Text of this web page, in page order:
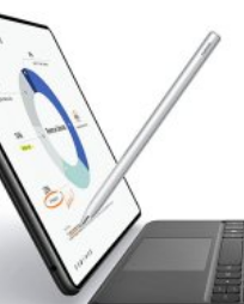
: อาจ
ละเกม